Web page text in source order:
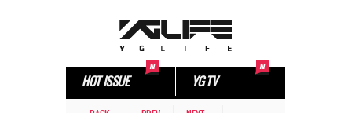
HOT ISSUE YG TV